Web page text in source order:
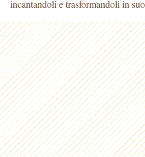
incantandoli e trasformandoli in